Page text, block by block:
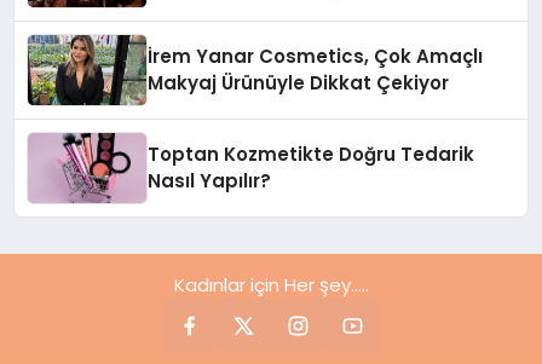
İrem Yanar Cosmetics, Çok Amaçlı
Makyaj Ürünüyle Dikkat Çekiyor
Toptan Kozmetikte Doğru Tedarik
Nasıl Yapılır?
Kadınlar için Her şey.....